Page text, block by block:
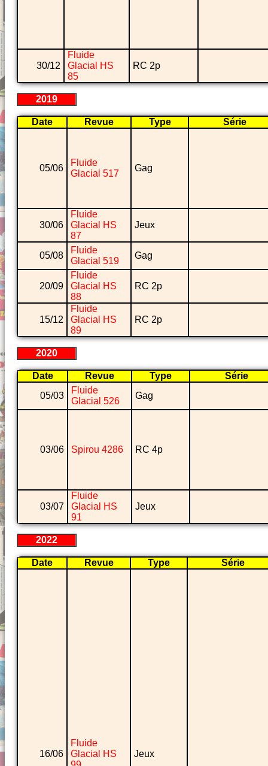
30/12
Fluide
Glacial HS
85
RC 2p
2019
Date Revue Type Série
05/06
Fluide
Glacial 517
Gag
30/06
Fluide
Glacial HS
87
Jeux
05/08
Fluide
Glacial 519
Gag
20/09
Fluide
Glacial HS
88
RC 2p
15/12
Fluide
Glacial HS
89
RC 2p
2020
Date Revue Type
Série
05/03
Fluide
Glacial 526
Gag
03/06 Spirou 4286 RC 4p
03/07
Fluide
Glacial HS
91
Jeux
2022
Date Revue Type Série
16/06
Fluide
Glacial HS
Jeux